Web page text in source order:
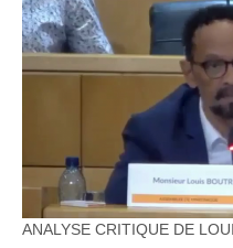
ANALYSE CRITIQUE DE